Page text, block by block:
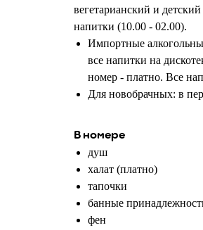
вегетарианский и
напитки (10.00 - 02.00).
Импортные
все напитки на
номер - платно. Все
Для новобрачных: в
В номере
душ
халат (платно)
тапочки
банные
фен